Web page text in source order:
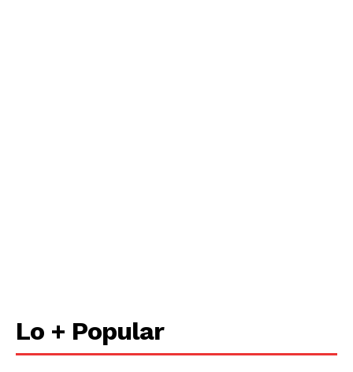
Nosotros
Contacto
Lo + Popular